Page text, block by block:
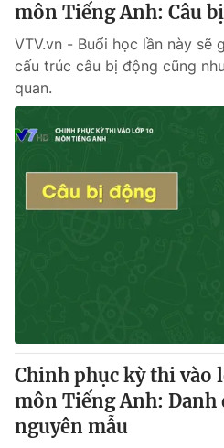
môn Tiếng Anh: Câu
VTV.vn - Buổi học lần này sẽ
cấu trúc câu bị động cũng
quan.
Chinh phục kỳ thi vào
môn Tiếng Anh:
nguyên mẫu